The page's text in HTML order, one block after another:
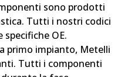
sono prodotti
Tutti i nostri codici
OE.
primo impianto, Metelli
Tutti i componenti